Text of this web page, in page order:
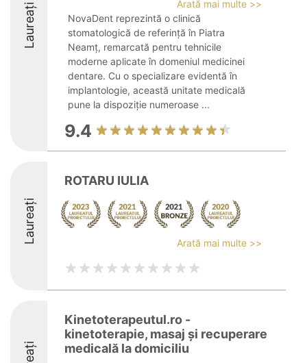
Laureați
Arată mai multe >>
NovaDent reprezintă o clinică
stomatologică de referință în Piatra
Neamț, remarcată pentru tehnicile
moderne aplicate în domeniul medicinei
dentare. Cu o specializare evidentă în
implantologie, această unitate medicală
pune la dispoziție numeroase ...
9.4
Laureați
ROTARU IULIA
Arată mai multe >>
Kinetoterapeutul.ro -
kinetoterapie, masaj și recuperare
medicală la domiciliu